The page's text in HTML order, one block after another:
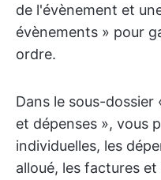
de l'évènement et
évènements » pour
ordre.
Dans le sous-
et dépenses », vous
individuelles, les
alloué, les factures